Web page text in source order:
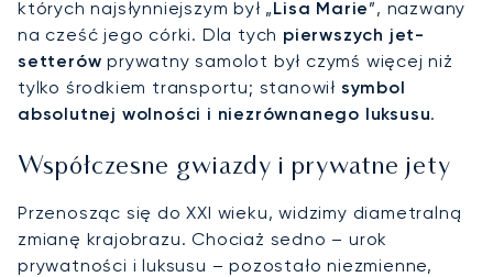
których najsłynniejszym był „Lisa Marie”, nazwany
na cześć jego córki. Dla tych pierwszych jet-
setterów prywatny samolot był czymś więcej niż
tylko środkiem transportu; stanowił symbol
absolutnej wolności i niezrównanego luksusu.
Współczesne gwiazdy i prywatne jety
Przenosząc się do XXI wieku, widzimy diametralną
zmianę krajobrazu. Chociaż sedno – urok
prywatności i luksusu – pozostało niezmienne,